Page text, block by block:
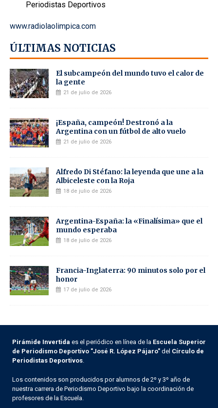
Periodistas Deportivos
www.radiolaolimpica.com
ÚLTIMAS NOTICIAS
El subcampeón del mundo tuvo el calor de
la gente
21 de julio de 2026
¡España, campeón! Destronó a la
Argentina con un fútbol de alto vuelo
21 de julio de 2026
Alfredo Di Stéfano: la leyenda que une a la
Albiceleste con la Roja
18 de julio de 2026
Argentina-España: la «Finalísima» que el
mundo esperaba
18 de julio de 2026
Francia-Inglaterra: 90 minutos solo por el
honor
17 de julio de 2026
Pirámide Invertida es el periódico en línea de la Escuela Superior
de Periodismo Deportivo "José R. López Pájaro" del Círculo de
Periodistas Deportivos
Los contenidos son producidos por alumnos de 2º y 3º año de
nuestra carrera de Periodismo Deportivo bajo la coordinación de
profesores de la Escuela.